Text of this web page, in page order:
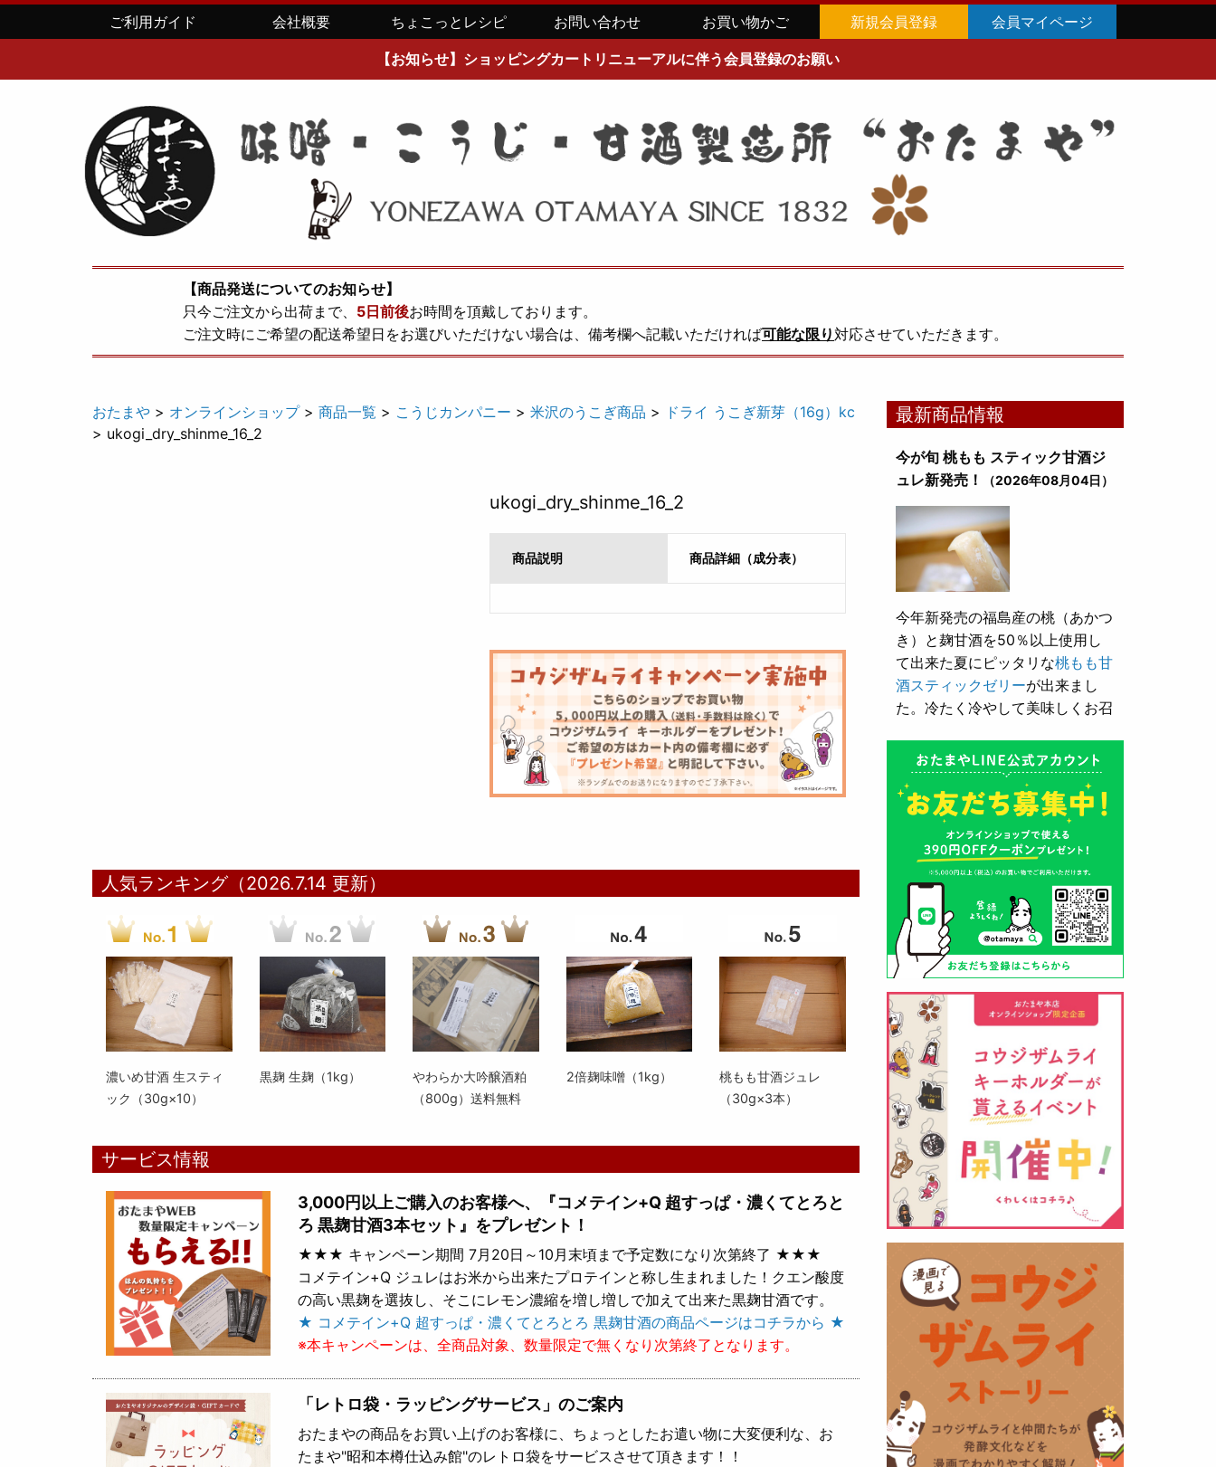
ご利用ガイド 会社概要 ちょこっとレシピ お問い合わせ お買い物かご 新規会員登録 会員マイページ
【お知らせ】ショッピングカートリニューアルに伴う会員登録のお願い
【商品発送についてのお知らせ】
只今ご注文から出荷まで、 5日前後お時間を頂戴しております。
ご注文時にご希望の配送希望日をお選びいただけない場合は、備考欄へ記載いただければ可能な限り対応させていただきます。
おたまや > オンラインショップ> 商品一覧 > こうじカンパニー > 米沢のうこぎ商品 > ドライ うこぎ新芽（16g）kc
> ukogi_dry_shinme_16_2
ukogi_dry_shinme_16_2
商品説明 商品詳細（成分表）
人気ランキング（2026.7.14 更新）
濃いめ甘酒 生スティ
ック（30g×10）
黒麹 生麹（1kg）
やわらか大吟醸酒粕
（800g）送料無料
2倍麹味噌（1kg）
桃もも甘酒ジュレ
（30g×3本）
サービス情報
3,000円以上ご購入のお客様へ、『コメテイン+Q 超すっぱ・濃くてとろと
ろ 黒麹甘酒3本セット』をプレゼント！
★★★ キャンペーン期間 7月20日～10月末頃まで予定数になり次第終了 ★★★
コメテイン+Q ジュレはお米から出来たプロテインと称し生まれました！クエン酸度
の高い黒麹を選抜し、そこにレモン濃縮を増し増しで加えて出来た黒麹甘酒です。
★ コメテイン+Q 超すっぱ・濃くてとろとろ 黒麹甘酒の商品ページはコチラから ★
※本キャンペーンは、全商品対象、数量限定で無くなり次第終了となります。
「レトロ袋・ラッピングサービス」のご案内
おたまやの商品をお買い上げのお客様に、ちょっとしたお遣い物に大変便利な、お
たまや"昭和本樽仕込み館"のレトロ袋をサービスさせて頂きます！！
最新商品情報
今が旬 桃もも スティック甘酒ジ
ュレ新発売！
（2026年08月04日）
今年新発売の福島産の桃（あかつ
き）と麹甘酒を50％以上使用し
て出来た夏にピッタリな桃もも甘
酒スティックゼリーが出来まし
た。冷たく冷やして美味しくお召
とろり漬け込み用酒粕が新発売！
（2026年05月10日）
山形酒蔵の今期新粕を低温でじっ
くりと熟成させて、とろり漬け込
まみをしっかりと引き出して出来
ました。野菜、お魚、お肉等の漬
け込みにどうぞ・・・
クロ黒麹甘酒 スティック新発売
（2026年03月08日）
黒麹の天然クエン酸で運動の為に
最大の機能を発揮出来るよう開発
しました。少しゆるく仕上がりま
したので初回ロット8,000本程度
を訳あり価格で提供します。品質
や栄養価には問題ありませんので
お早めにどうぞ・・・
甘酒 生スティック新発売！